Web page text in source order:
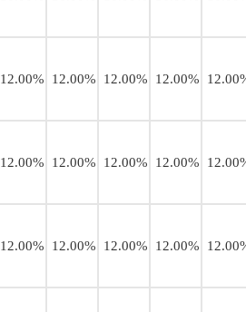
12.00% 12.00% 12.00% 12.00%
12.00% 12.00% 12.00% 12.00%
12.00% 12.00% 12.00% 12.00%